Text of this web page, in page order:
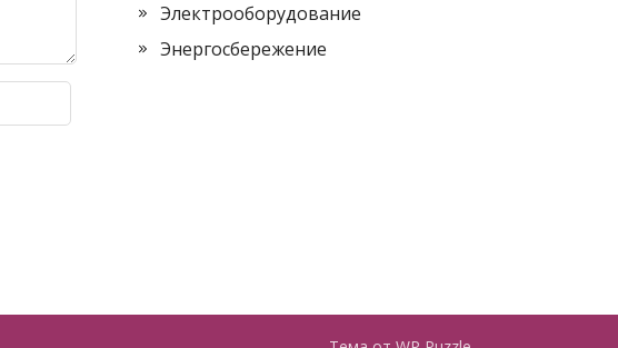
Электрооборудование
Энергосбережение